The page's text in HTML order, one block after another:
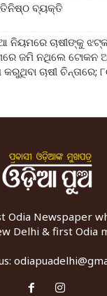
ବ୍ୟକ୍ତି
ନିୟମରେ ଚାଷୀଙ୍କୁ
ଜମି ନଥିଲେ ଟୋକନ
ଚାଷୀ ଚିନ୍ତାରେ;
Odia Newspaper
Delhi & first Odia